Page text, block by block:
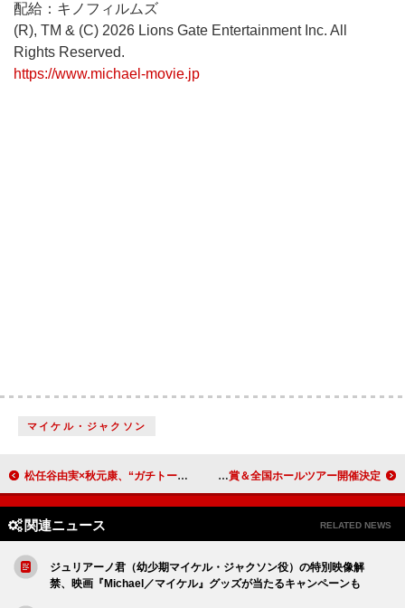
配給：キノフィルムズ
(R), TM & (C) 2026 Lions Gate Entertainment Inc. All
Rights Reserved.
https://www.michael-movie.jp
マイケル・ジャクソン
松任谷由実×秋元康、“ガチトーク番組”で対談＆秋元が作詞家としてユーミンプレイリスト選曲も 羊文学、【MUSIC AWARDS JAPAN 2026】で2部門受賞＆全国ホールツアー開催決定
関連ニュース RELATED NEWS
ジュリアーノ君（幼少期マイケル・ジャクソン役）の特別映像解
禁、映画『Michael／マイケル』グッズが当たるキャンペーンも